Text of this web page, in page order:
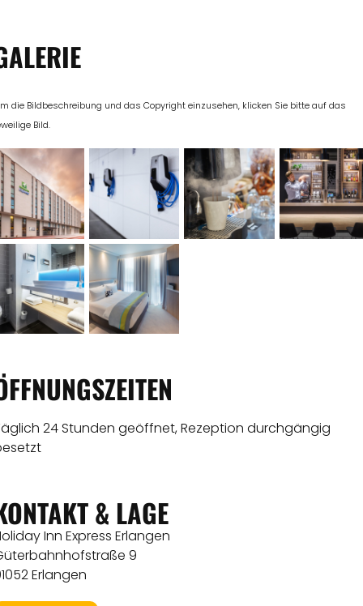
die Bildbeschreibung und das Copyright einzusehen, klicken Sie bitte auf das
Bild.
24 Stunden geöffnet, Rezeption durchgängig
& LAGE
Inn Express Erlangen
9
Erlangen